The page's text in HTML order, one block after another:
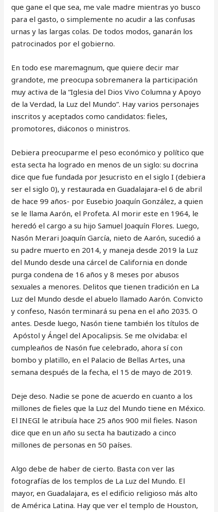
que gane el que sea, me vale madre mientras yo busco
para el gasto, o simplemente no acudir a las confusas
urnas y las largas colas. De todos modos, ganarán los
patrocinados por el gobierno.
En todo ese maremagnum, que quiere decir mar
grandote, me preocupa sobremanera la participación
muy activa de la “Iglesia del Dios Vivo Columna y Apoyo
de la Verdad, la Luz del Mundo”. Hay varios personajes
inscritos y aceptados como candidatos: fieles,
promotores, diáconos o ministros.
Debiera preocuparme el peso económico y político que
esta secta ha logrado en menos de un siglo: su docrina
dice que fue fundada por Jesucristo en el siglo I (debiera
ser el siglo 0), y restaurada en Guadalajara-el 6 de abril
de hace 99 años- por Eusebio Joaquín González, a quien
se le llama Aarón, el Profeta. Al morir este en 1964, le
heredó el cargo a su hijo Samuel Joaquín Flores. Luego,
Nasón Merari Joaquín García, nieto de Aarón, sucedió a
su padre muerto en 2014, y maneja desde 2019 la Luz
del Mundo desde una cárcel de California en donde
purga condena de 16 años y 8 meses por abusos
sexuales a menores. Delitos que tienen tradición en La
Luz del Mundo desde el abuelo llamado Aarón. Convicto
y confeso, Nasón terminará su pena en el año 2035. O
antes. Desde luego, Nasón tiene también los títulos de
Apóstol y Ángel del Apocalipsis. Se me olvidaba: el
cumpleaños de Nasón fue celebrado, ahora sí con
bombo y platillo, en el Palacio de Bellas Artes, una
semana después de la fecha, el 15 de mayo de 2019.
Deje deso. Nadie se pone de acuerdo en cuanto a los
millones de fieles que la Luz del Mundo tiene en México.
El INEGI le atribuía hace 25 años 900 mil fieles. Nason
dice que en un año su secta ha bautizado a cinco
millones de personas en 50 países.
Algo debe de haber de cierto. Basta con ver las
fotografías de los templos de La Luz del Mundo. El
mayor, en Guadalajara, es el edificio religioso más alto
de América Latina. Hay que ver el templo de Houston,